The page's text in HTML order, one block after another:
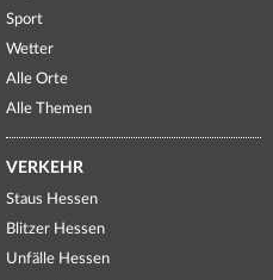
Sport
Wetter
Alle Orte
Alle Themen
VERKEHR
Staus Hessen
Blitzer Hessen
Unfälle Hessen